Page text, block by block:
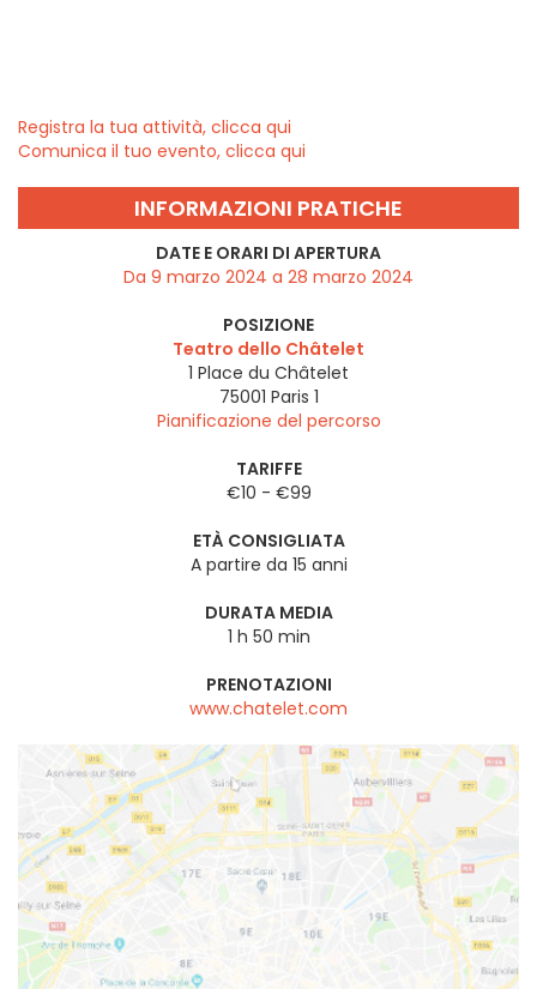
Registra la tua attività, clicca qui
Comunica il tuo evento, clicca qui
INFORMAZIONI PRATICHE
DATE E ORARI DI APERTURA
Da 9 marzo 2024 a 28 marzo 2024
POSIZIONE
Teatro dello Châtelet
1 Place du Châtelet
75001 Paris 1
Pianificazione del percorso
TARIFFE
€10 - €99
ETÀ CONSIGLIATA
A partire da 15 anni
DURATA MEDIA
1 h 50 min
PRENOTAZIONI
www.chatelet.com